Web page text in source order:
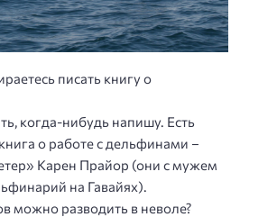
писать книгу о
когда-нибудь напишу. Есть
о работе с дельфинами –
Карен Прайор (они с мужем
на Гавайях).
можно разводить в неволе?